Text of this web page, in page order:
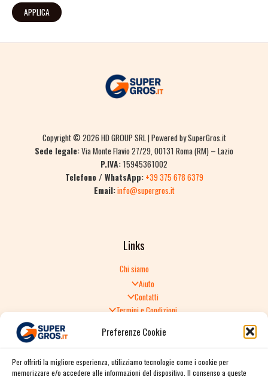
Preferenze Cookie
Per offrirti la migliore esperienza, utilizziamo tecnologie come i cookie per
memorizzare e/o accedere alle informazioni del dispositivo. Il consenso a queste
APPLICA
Copyright © 2026 HD GROUP SRL | Powered by SuperGros.it
Sede legale:Via Monte Flavio 27/29, 00131 Roma (RM) – Lazio
P.IVA:15945361002
Telefono / WhatsApp: +39 375 678 6379
Email:info@supergros.it
Links
Chi siamo
Aiuto
Contatti
Termini e Condizioni
Politica di Reso
Spedizione e consegna